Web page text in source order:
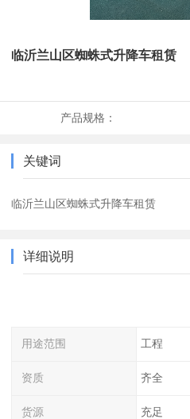
临沂兰山区蜘蛛式升降车租赁
产品规格：
关键词
临沂兰山区蜘蛛式升降车租赁
详细说明
用途范围 工程
资质 齐全
货源 充足